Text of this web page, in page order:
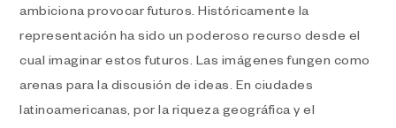
ambiciona provocar futuros. Históricamente la
representación ha sido un poderoso recurso desde el
cual imaginar estos futuros. Las imágenes fungen como
arenas para la discusión de ideas. En ciudades
latinoamericanas, por la riqueza geográfica y el